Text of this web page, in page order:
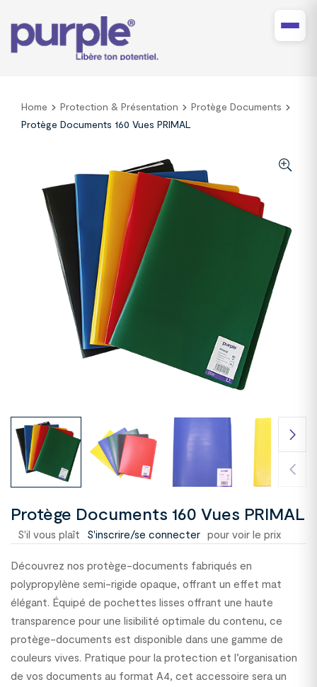
Home Protection & Présentation
Protège Documents
Protège Documents 160 Vues PRIMAL
Protège Documents 160 Vues PRIMAL
S'il vous plaît S'inscrire/se connecter pour voir le prix
Découvrez nos protège-documents fabriqués en
polypropylène semi-rigide opaque, offrant un effet mat
élégant. Équipé de pochettes lisses offrant une haute
transparence pour une lisibilité optimale du contenu, ce
protège-documents est disponible dans une gamme de
couleurs vives. Pratique pour la protection et l’organisation
de vos documents au format A4, cet accessoire sera un